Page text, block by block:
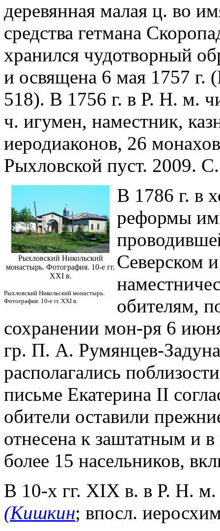
деревянная малая ц. во
средства гетмана
хранился чудотворный
и освящена 6 мая 1757
518). В 1756 г. в Р. Н. м.
ч. игумен, наместник,
иеродиаконов, 26
Рыхловской пуст. 2009.
Рыхловский Никольский
монастырь. Фотография. 10-е гг.
XXI в.
Рыхловский Никольский монастырь.
Фотография. 10-е гг. XXI в.
В 1786 г. в
реформы
Северском
обителям,
сохранении мон-ря 6
гр. П. А. Румянцев-
располагались
письме Екатерина II
обители оставили
отнесена к заштатным и
более 15 насельников,
В 10-х гг. XIX в. в Р. Н.
(Кишкин; впосл.